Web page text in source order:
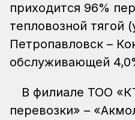
приходится 96%
тепловозной тягой
Петропавловск –
обслуживающей
В филиале ТОО
перевозки» –